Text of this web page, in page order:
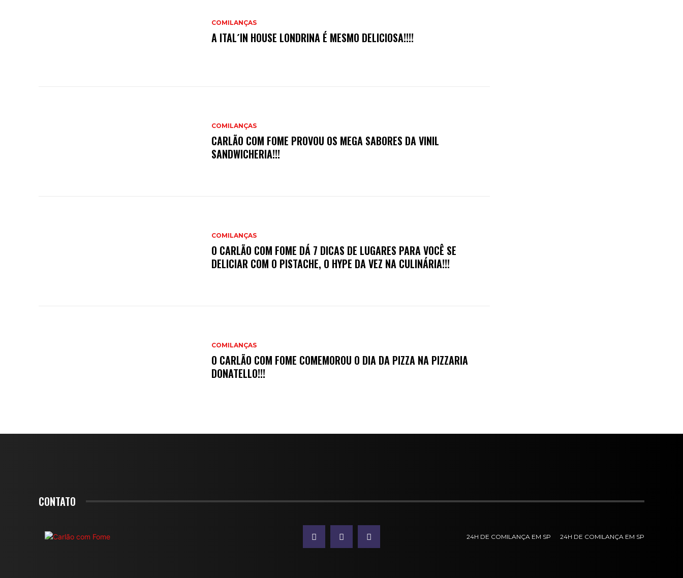
COMILANÇAS
A ITAL´IN HOUSE LONDRINA É MESMO DELICIOSA!!!!
COMILANÇAS
CARLÃO COM FOME PROVOU OS MEGA SABORES DA VINIL
SANDWICHERIA!!!
COMILANÇAS
O CARLÃO COM FOME DÁ 7 DICAS DE LUGARES PARA VOCÊ SE
DELICIAR COM O PISTACHE, O HYPE DA VEZ NA CULINÁRIA!!!
COMILANÇAS
O CARLÃO COM FOME COMEMOROU O DIA DA PIZZA NA PIZZARIA
DONATELLO!!!
CONTATO
24H DE COMILANÇA EM SP 24H DE COMILANÇA EM SP